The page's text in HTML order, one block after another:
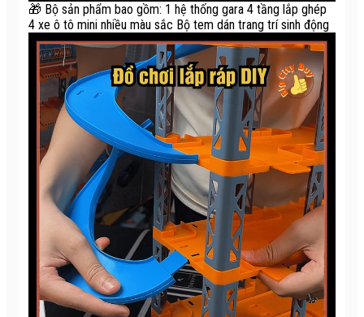
🎁 Bộ sản phẩm bao gồm: 1 hệ thống gara 4 tầng lắp ghép
4 xe ô tô mini nhiều màu sắc Bộ tem dán trang trí sinh động